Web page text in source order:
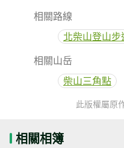
相關路線
北柴山登山步
相關山岳
柴山三角點
此版權屬原
相關相簿